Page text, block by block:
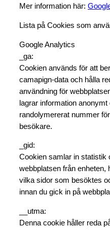
Mer information här:
Lista på Cookies som
Google Analytics
_ga:
Cookien används för att
camapign-data och hålla
användning för
lagrar information anonymt
randolymererat nummer
besökare.
_gid:
Cookien samlar in statistik
webbplatsen från enheten,
vilka sidor som besöktes
innan du gick in på
__utma:
Denna cookie håller reda